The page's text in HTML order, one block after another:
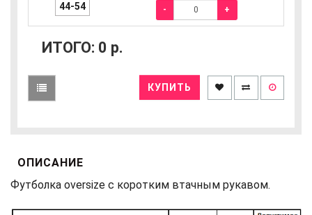
44-54 - +
ИТОГО: 0 р.
КУПИТЬ
ОПИСАНИЕ
Футболка oversize с коротким втачным рукавом.